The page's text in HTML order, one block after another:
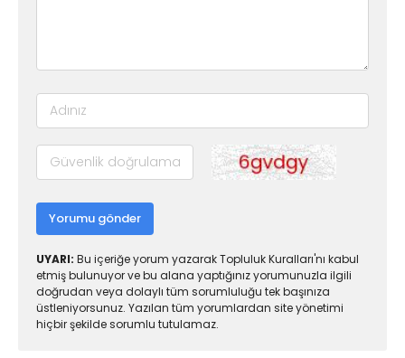
Yorumu gönder
UYARI: Bu içeriğe yorum yazarak Topluluk Kuralları'nı kabul
etmiş bulunuyor ve bu alana yaptığınız yorumunuzla ilgili
doğrudan veya dolaylı tüm sorumluluğu tek başınıza
üstleniyorsunuz. Yazılan tüm yorumlardan site yönetimi
hiçbir şekilde sorumlu tutulamaz.